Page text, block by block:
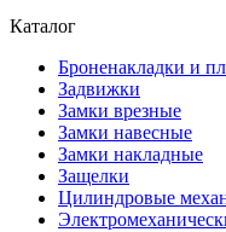
Каталог
Броненакладки и
Задвижки
Замки врезные
Замки навесные
Замки накладные
Защелки
Цилиндровые